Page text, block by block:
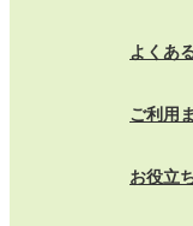
よくあ
ご利用
お役立